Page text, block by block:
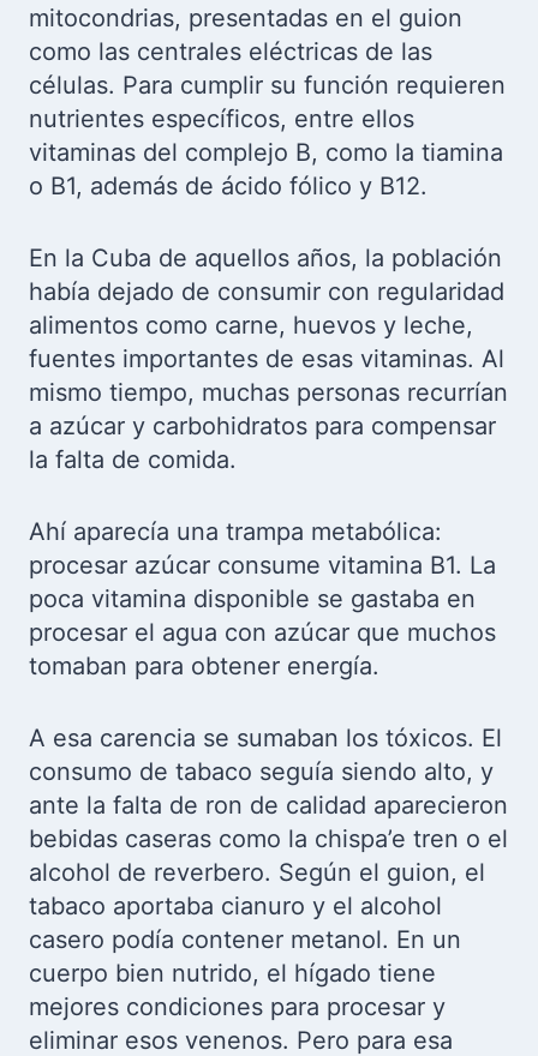
mitocondrias, presentadas en el guion
como las centrales eléctricas de las
células. Para cumplir su función requieren
nutrientes específicos, entre ellos
vitaminas del complejo B, como la tiamina
o B1, además de ácido fólico y B12.
En la Cuba de aquellos años, la población
había dejado de consumir con regularidad
alimentos como carne, huevos y leche,
fuentes importantes de esas vitaminas. Al
mismo tiempo, muchas personas recurrían
a azúcar y carbohidratos para compensar
la falta de comida.
Ahí aparecía una trampa metabólica:
procesar azúcar consume vitamina B1. La
poca vitamina disponible se gastaba en
procesar el agua con azúcar que muchos
tomaban para obtener energía.
A esa carencia se sumaban los tóxicos. El
consumo de tabaco seguía siendo alto, y
ante la falta de ron de calidad aparecieron
bebidas caseras como la chispa’e tren o el
alcohol de reverbero. Según el guion, el
tabaco aportaba cianuro y el alcohol
casero podía contener metanol. En un
cuerpo bien nutrido, el hígado tiene
mejores condiciones para procesar y
eliminar esos venenos. Pero para esa